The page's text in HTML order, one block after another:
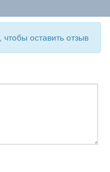
, чтобы оставить отзыв